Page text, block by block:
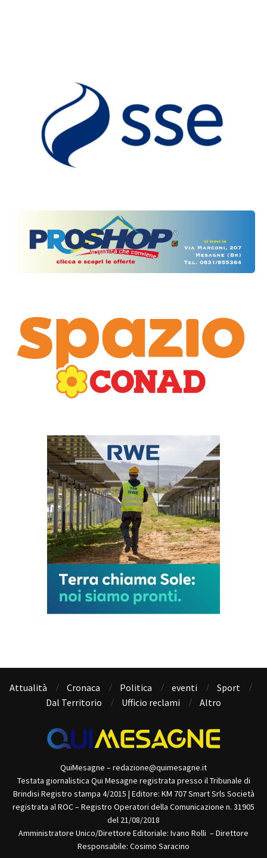
Attualità Cronaca Politica eventi
Sport
Dal Territorio
Ufficio reclami Altro
QuiMesagne – redazione@quimesagne.it
Testata giornalistica Qui Mesagne registrata presso il Tribunale di
Brindisi Registro stampa 4/2015 | Editore: KM 707 Smart Srls Società
registrata al ROC – Registro Operatori della Comunicazione n. 31905
del 21/08/2018
Amministratore Unico/Direttore Editoriale: Ivano Rolli – Direttore
Responsabile: Cosimo Saracino